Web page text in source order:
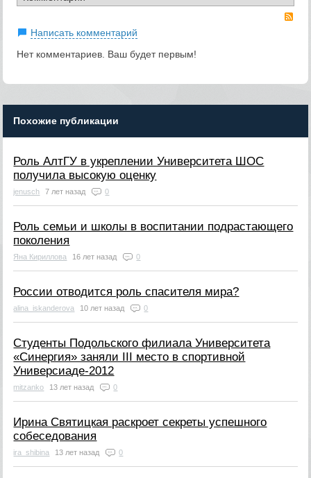
Написать комментарий
Нет комментариев. Ваш будет первым!
Похожие публикации
Роль АлтГУ в укреплении Университета ШОС
получила высокую оценку
jenusch 7 лет назад 0
Роль семьи и школы в воспитании подрастающего
поколения
Яна Кириллова 16 лет назад 0
России отводится роль спасителя мира?
alina_iskanderova 10 лет назад 0
Студенты Подольского филиала Университета
«Синергия» заняли III место в спортивной
Универсиаде-2012
mitzanko 13 лет назад 0
Ирина Святицкая раскроет секреты успешного
собеседования
ira_shibina 13 лет назад 0